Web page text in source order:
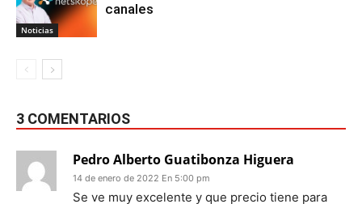
Noticias
canales
3 COMENTARIOS
Pedro Alberto Guatibonza Higuera
14 de enero de 2022 En 5:00 pm
Se ve muy excelente y que precio tiene para